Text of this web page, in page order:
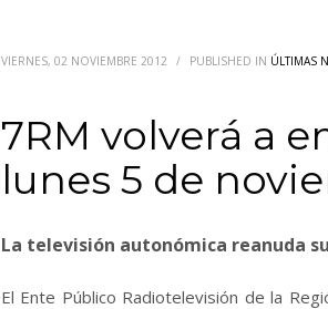
VIERNES, 02 NOVIEMBRE 2012 / PUBLISHED IN ÚLTIMAS
7RM volverá a
lunes 5 de
La televisión autonómica reanuda
El Ente Público Radiotelevisión de la